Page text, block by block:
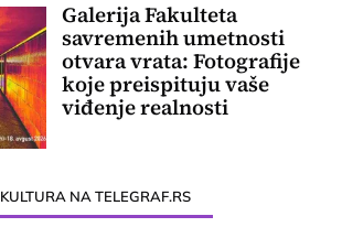
Galerija Fakulteta
savremenih umetnosti
otvara vrata: Fotografije
koje preispituju vaše
viđenje realnosti
KULTURA NA TELEGRAF.RS